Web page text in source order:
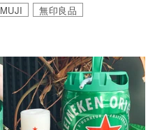
MUJI 無印良品